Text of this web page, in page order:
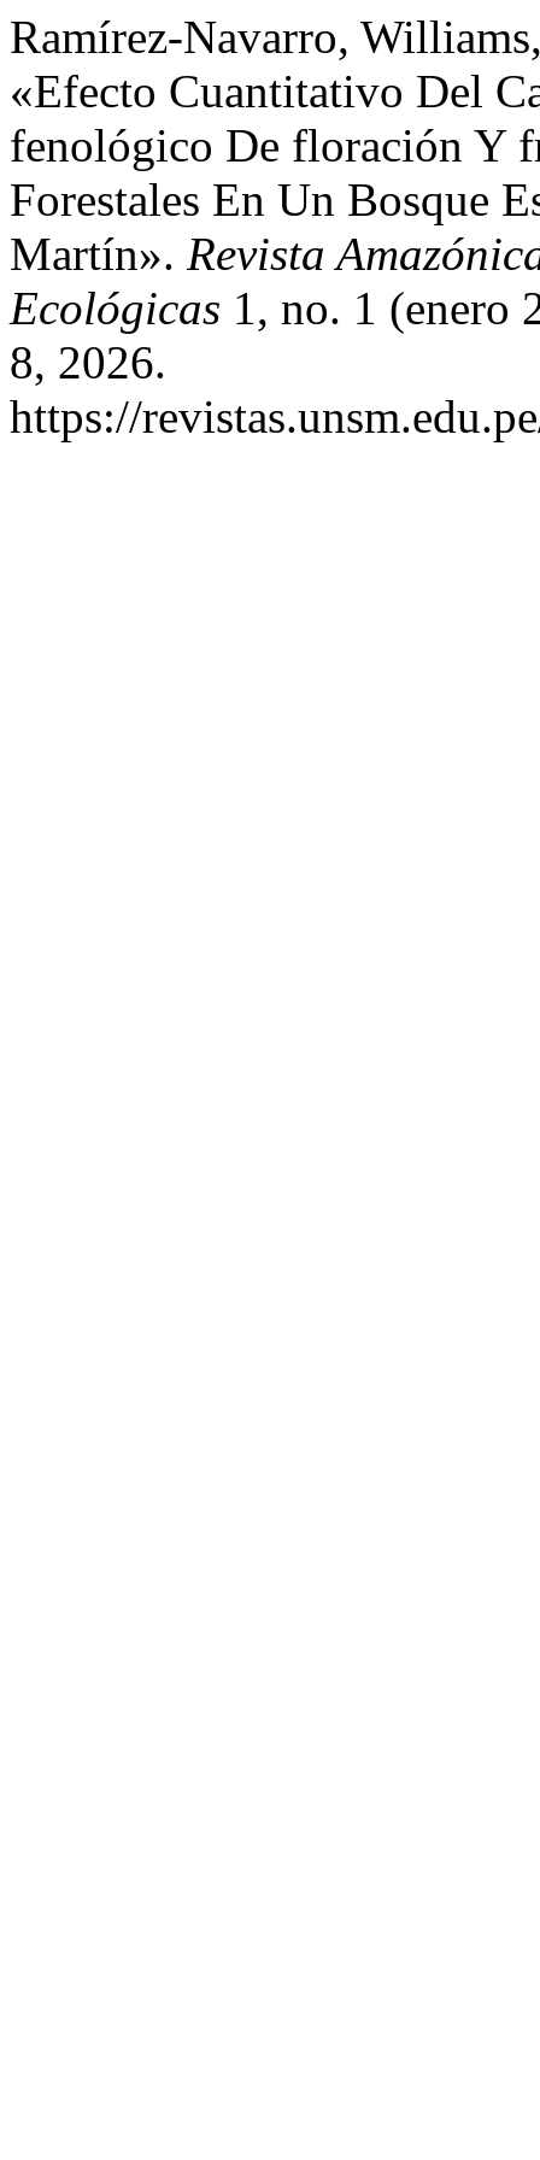
Ramírez-Navarro,
«Efecto Cuantitativo Del
fenológico De floración Y
Forestales En Un Bosque
Martín». Revista
Ecológicas 1, no. 1 (enero
8, 2026.
https://